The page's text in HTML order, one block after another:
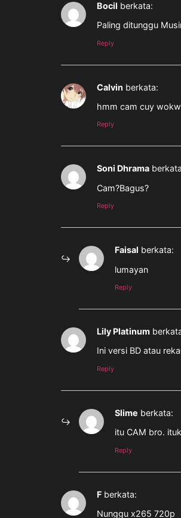
Bocil berkata:
Paling ditunggu
Reply
Calvin berkata:
hmm cam cuy
Reply
Soni Dhrama
Cam?Bagus?
Reply
Faisal berkata:
lumayan
Reply
Lily Platinum
Ini versi BD atau
Reply
Slime berkata:
itu CAM bro.
Reply
F berkata:
Nunggu x265 720p